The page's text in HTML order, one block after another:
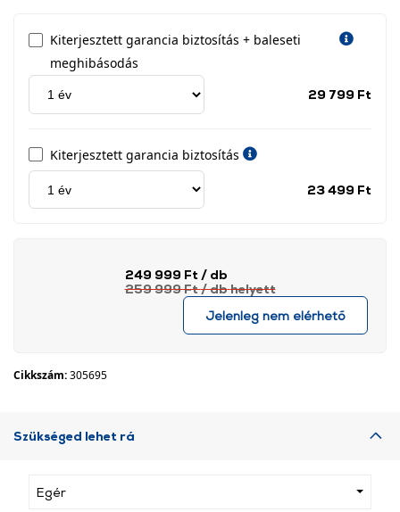
Kiterjesztett garancia biztosítás + baleseti
meghibásodás
29 799 Ft
Kiterjesztett garancia biztosítás
23 499 Ft
249 999 Ft / db
259 999 Ft/ dbhelyett
Jelenleg nem elérhető
Cikkszám:305695
Szükséged lehet rá
Egér